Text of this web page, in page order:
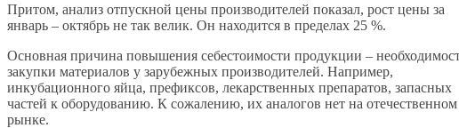
Притом, анализ отпускной цены производителей показал, рост цены за
январь – октябрь не так велик. Он находится в пределах 25 %.
Основная причина повышения себестоимости продукции –
закупки материалов у зарубежных производителей. Например,
инкубационного яйца, префиксов, лекарственных препаратов, запасных
частей к оборудованию. К сожалению, их аналогов нет на отечественном
рынке.